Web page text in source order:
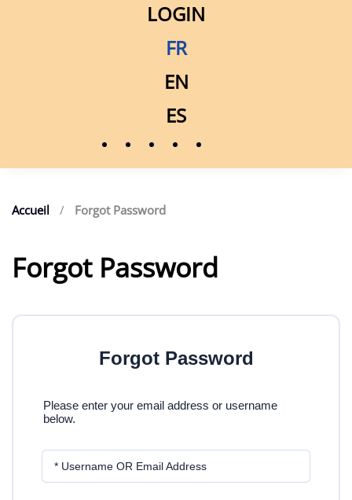
LOGIN
FR
EN
ES
Accueil Forgot Password
Forgot Password
Forgot Password
Please enter your email address or username
below.
* Username OR Email Address